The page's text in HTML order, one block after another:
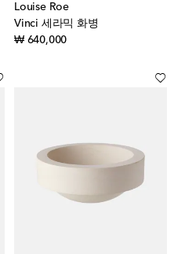
Louise Roe
Vinci 세라믹 화병
₩ 640,000original price